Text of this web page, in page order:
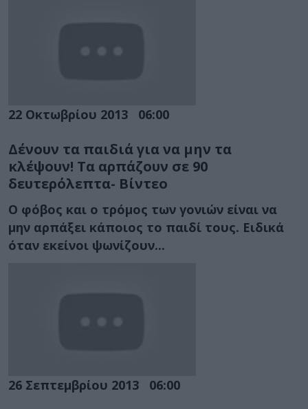
22 Οκτωβρίου 2013 06:00
Δένουν τα παιδιά για να μην τα
κλέψουν! Τα αρπάζουν σε 90
δευτερόλεπτα- Βίντεο
Ο φόβος και ο τρόμος των γονιών είναι να
μην αρπάξει κάποιος το παιδί τους. Ειδικά
όταν εκείνοι ψωνίζουν...
26 Σεπτεμβρίου 2013 06:00